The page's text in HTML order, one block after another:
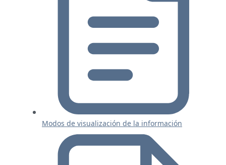
Modos de visualización de la información